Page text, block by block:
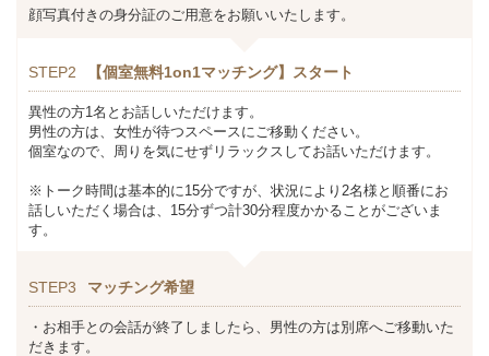
顔写真付きの身分証のご用意をお願いいたします。
STEP2 【個室無料1on1マッチング】スタート
異性の方1名とお話しいただけます。
男性の方は、女性が待つスペースにご移動ください。
個室なので、周りを気にせずリラックスしてお話いただけます。
※トーク時間は基本的に15分ですが、状況により2名様と順番にお
話しいただく場合は、15分ずつ計30分程度かかることがございま
す。
STEP3 マッチング希望
・お相手との会話が終了しましたら、男性の方は別席へご移動いた
だきます。